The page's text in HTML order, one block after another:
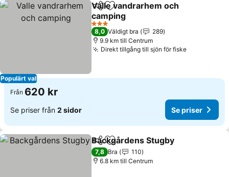
Populärt val
Dela Lägg till i Mina Favoriter
Valle vandrarhem och
camping
3 Stjärnor
8,0 Väldigt bra
289
9.9 km till Centrum
Direkt tillgång till sjön för fiske
Från 620 kr
Se priser från 2 sidor Se priser
Dela Lägg till i Mina Favoriter
Backgårdens Stugby
7,8 Bra
110
6.8 km till Centrum